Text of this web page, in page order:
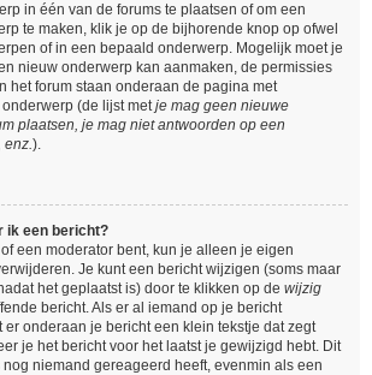
in één van de forums te plaatsen of om een
te maken, klik je op de bijhorende knop op ofwel
of in een bepaald onderwerp. Mogelijk moet je
nieuw onderwerp kan aanmaken, de permissies
het forum staan onderaan de pagina met
(de lijst metje mag geen nieuwe
plaatsen, je mag niet antwoorden op een
enz.).
ik een bericht?
een moderator bent, kun je alleen je eigen
Je kunt een bericht wijzigen (soms maar
het geplaatst is) door te klikken op de wijzig
bericht. Als er al iemand op je bericht
er onderaan je bericht een klein tekstje dat zegt
je het bericht voor het laatst je gewijzigd hebt. Dit
niemand gereageerd heeft, evenmin als een